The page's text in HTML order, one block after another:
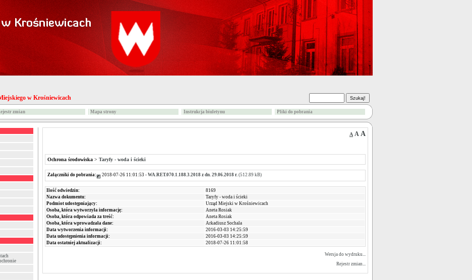
w Krośniewicach
zmian Mapa strony Instrukcja biuletynu Pliki do pobrania
A A A
Ochrona środowiska > Taryfy - woda i ścieki
Załączniki do pobrania: 2018-07-26 11:01:53 - WA.RET.070.1.188.3.2018 z dn. 29.06.2018 r. (512.89 kB)
Ilość odwiedzin:
8169
Nazwa dokumentu:
Taryfy - woda i ścieki
Podmiot udostępniający:
Urząd Miejski w Krośniewicach
Osoba, która wytworzyła informację:
Aneta Rosiak
Osoba, która odpowiada za treść:
Aneta Rosiak
Osoba, która wprowadzała dane:
Arkadiusz Sochala
Data wytworzenia informacji:
2016-03-03 14:25:59
Data udostępnienia informacji:
2016-03-03 14:25:59
Data ostatniej aktualizacji:
2018-07-26 11:01:58
Wersja do wydruku...
Rejestr zmian...